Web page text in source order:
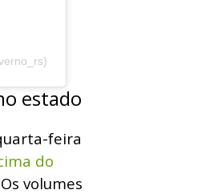
estado
feira
do
volumes